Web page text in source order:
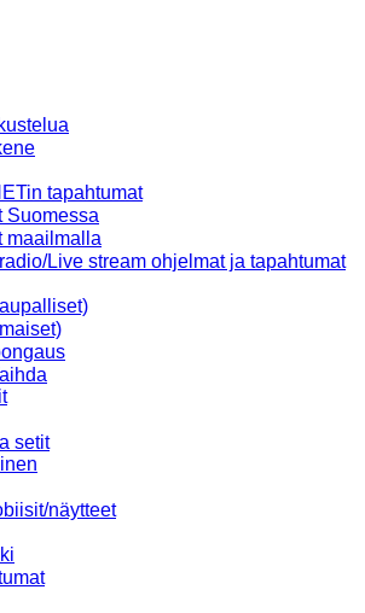
tapahtumat
Live stream ohjelmat ja tapahtumat
setit
näytteet